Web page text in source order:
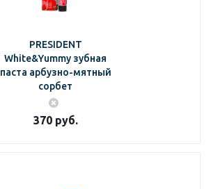
PRESIDENT
White&Yummy зубная
паста арбузно-мятный
сорбет
370руб.